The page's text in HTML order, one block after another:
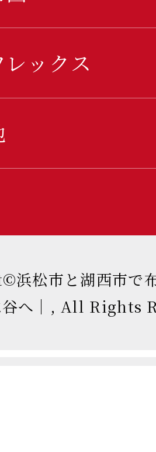
ックス
松市と湖西市で
谷へ｜, All Rights